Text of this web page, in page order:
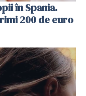
în Spania.
200 de euro